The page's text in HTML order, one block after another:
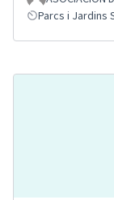
Parcs i Jardins